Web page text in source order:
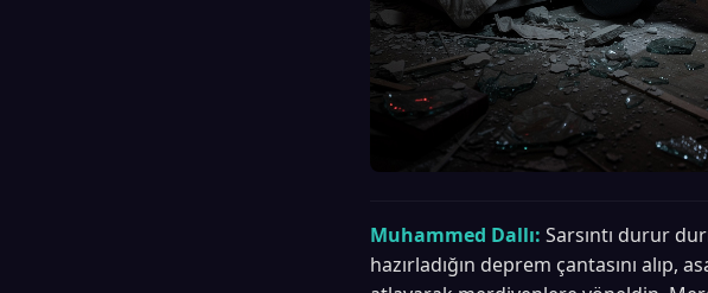
Muhammed Dallı: Sarsıntı durur
hazırladığın deprem çantasını